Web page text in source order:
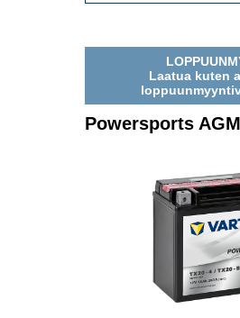
Laatua kuten
Powersports